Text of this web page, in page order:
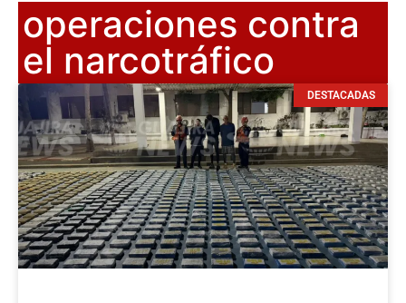
operaciones contra
el narcotráfico
DESTACADAS